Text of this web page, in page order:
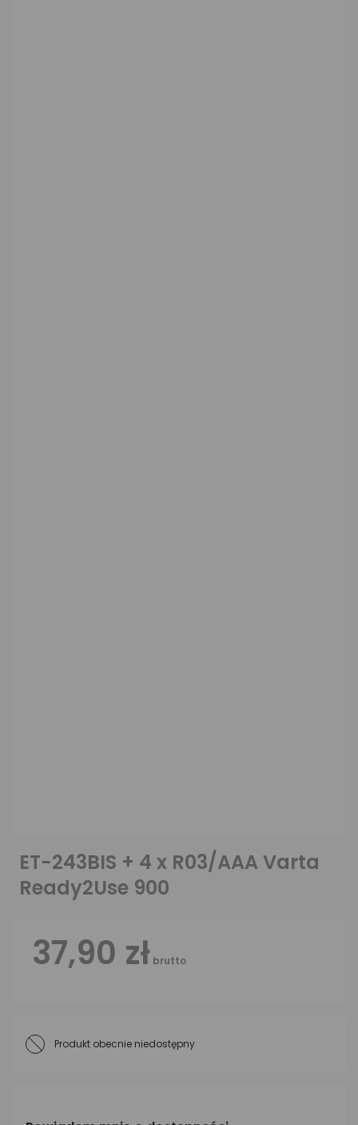
ET-243BIS + 4 x R03/AAA Varta
Ready2Use 900
37,90 zł brutto
Produkt obecnie niedostępny